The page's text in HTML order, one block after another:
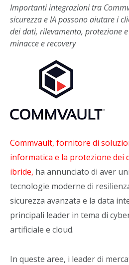
Importanti integrazioni tra
sicurezza e IA possono aiutare i
dei dati, rilevamento, protezione
minacce e recovery
Commvault, fornitore di
informatica e la protezione dei
ibride, ha annunciato di aver
tecnologie moderne di
sicurezza avanzata e la data
principali leader in tema di
artificiale e cloud.
In queste aree, i leader di